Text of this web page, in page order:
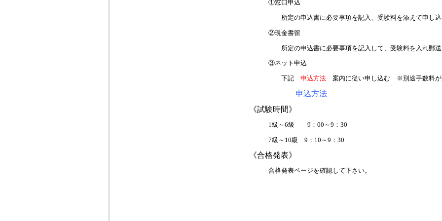
①窓口申込
所定の申込書に必要事項を記入、受験料を添えて申し込
②現金書留
所定の申込書に必要事項を記入して、受験料を入れ郵送
③ネット申込
下記 申込方法 案内に従い申し込む ※別途手数料が
申込方法
《試験時間》
1級～6級 9：00～9：30
7級～10級 9：10～9：30
《合格発表》
合格発表ページを確認して下さい。